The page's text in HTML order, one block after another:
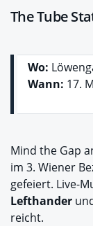
The Tube
Wo:
Wann: 17.
Mind the Gap
im 3. Wiener
gefeiert. Live-
Lefthander
reicht.